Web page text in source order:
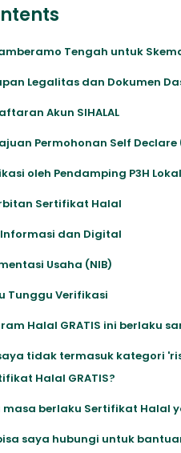
Tengah untuk
Legalitas dan Dokumen
Akun SIHALAL
Permohonan Self
oleh Pendamping P3H Lokal
Sertifikat Halal
Informasi dan Digital
Usaha (NIB)
Tunggu Verifikasi
Halal GRATIS ini berlaku
tidak termasuk kategori
Halal GRATIS?
masa berlaku Sertifikat Halal
saya hubungi untuk